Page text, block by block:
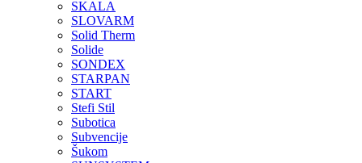
SKALA
SLOVARM
Solid Therm
Solide
SONDEX
STARPAN
START
Stefi Stil
Subotica
Subvencije
Šukom